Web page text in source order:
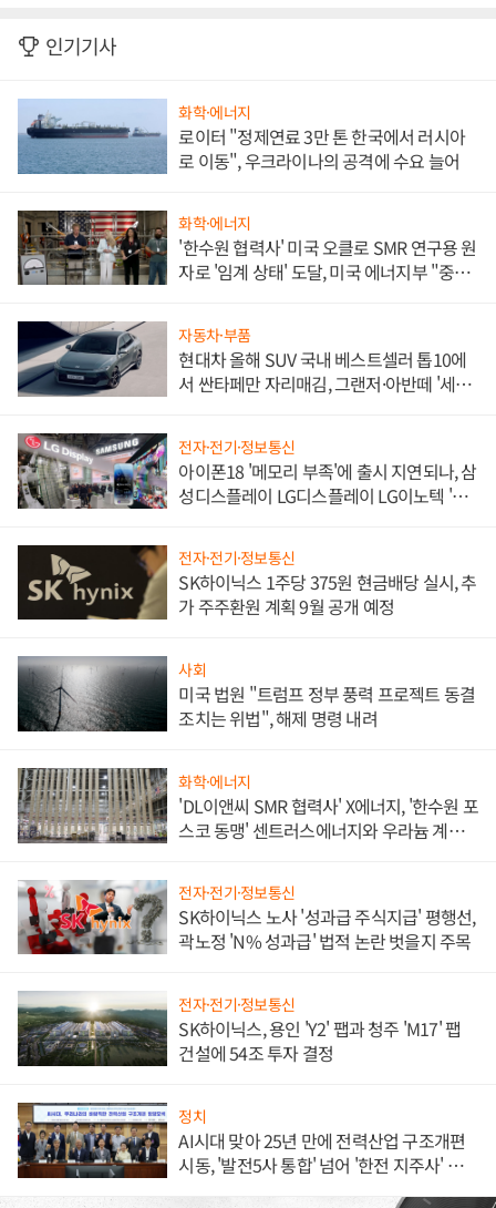
인기기사
화학·에너지
로이터 "정제연료 3만 톤 한국에서 러시아
로 이동", 우크라이나의 공격에 수요 늘어
화학·에너지
'한수원 협력사' 미국 오클로 SMR 연구용 원
자로 '임계 상태' 도달, 미국 에너지부 "중요
자동차·부품
현대차 올해 SUV 국내 베스트셀러 톱10에
서 싼타페만 자리매김, 그랜저·아반떼 '세단
전자·전기·정보통신
아이폰18 '메모리 부족'에 출시 지연되나, 삼
성디스플레이 LG디스플레이 LG이노텍 '탈
전자·전기·정보통신
SK하이닉스 1주당 375원 현금배당 실시, 추
가 주주환원 계획 9월 공개 예정
사회
미국 법원 "트럼프 정부 풍력 프로젝트 동결
조치는 위법", 해제 명령 내려
화학·에너지
'DL이앤씨 SMR 협력사' X에너지, '한수원 포
스코 동맹' 센트러스에너지와 우라늄 계약
전자·전기·정보통신
SK하이닉스 노사 '성과급 주식지급' 평행선,
곽노정 'N% 성과급' 법적 논란 벗을지 주목
전자·전기·정보통신
SK하이닉스, 용인 'Y2' 팹과 청주 'M17' 팹
건설에 54조 투자 결정
정치
AI시대 맞아 25년 만에 전력산업 구조개편
시동, '발전5사 통합' 넘어 '한전 지주사' 재편